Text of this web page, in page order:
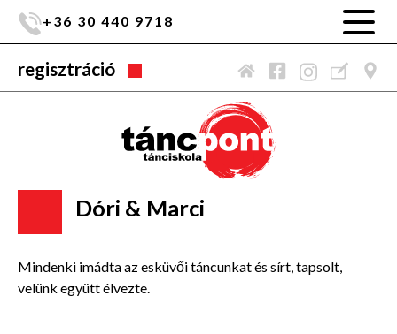
+36 30 440 9718
regisztráció
Dóri & Marci
Mindenki imádta az esküvői táncunkat és sírt, tapsolt,
velünk együtt élvezte.